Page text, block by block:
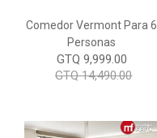
Comedor Vermont Para 6
Personas
GTQ 9,999.00
GTQ 14,490.00